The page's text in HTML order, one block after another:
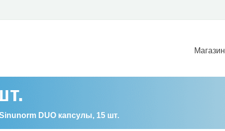
Магазин
DUO капсулы, 15 шт.